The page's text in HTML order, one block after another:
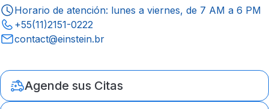
Horario de atención: lunes a viernes, de 7 AM a 6 PM
+55(11)2151-0222
contact@einstein.br
Agende sus Citas